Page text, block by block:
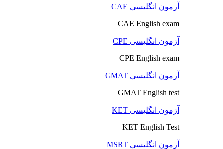
آزمون انگلیسی CAE
CAE English exam
آزمون انگلیسی CPE
CPE English exam
آزمون انگلیسی GMAT
GMAT English test
آزمون انگلیسی KET
KET English Test
آزمون انگلیسی MSRT